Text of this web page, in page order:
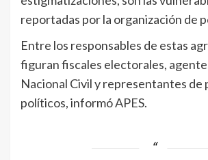
reportadas por la organización de
Entre los responsables de estas
figuran fiscales electorales,
Nacional Civil y representantes de
políticos, informó APES.